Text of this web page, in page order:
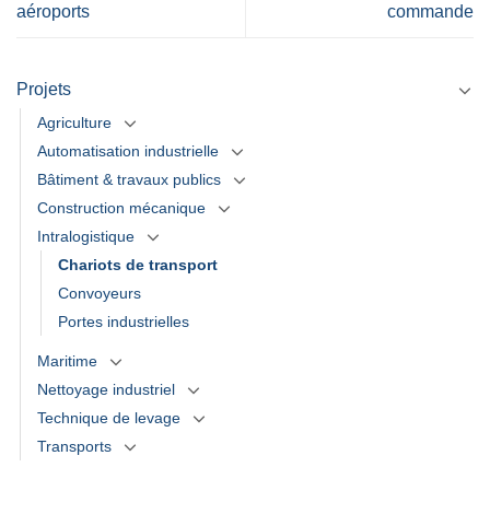
Projets
Agriculture
Automatisation industrielle
Bâtiment & travaux publics
Construction mécanique
Intralogistique
Chariots de transport
Convoyeurs
Portes industrielles
Maritime
Nettoyage industriel
Technique de levage
Transports
aéroports
commande